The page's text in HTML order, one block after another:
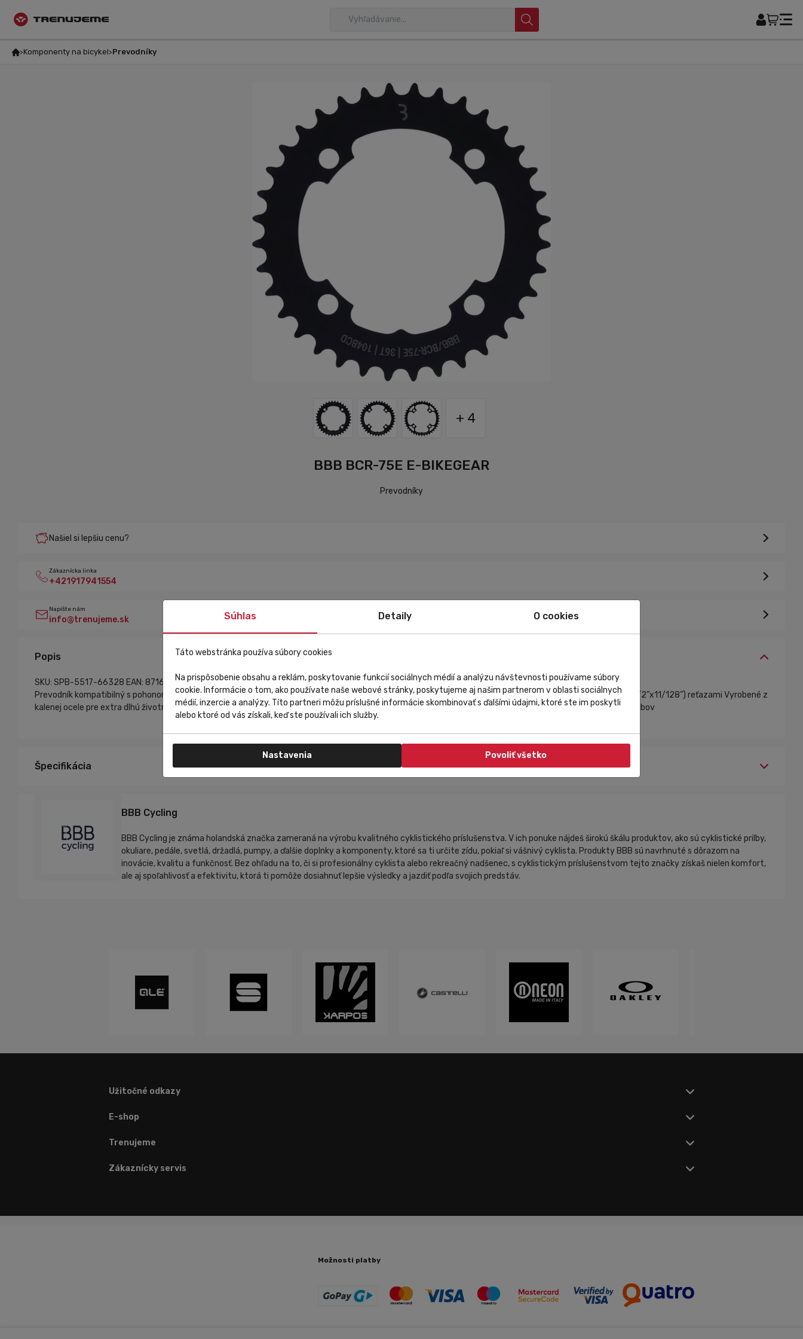
Komponenty na bicykel Prevodníky
+ 4
BBB BCR-75E E-BIKEGEAR
Prevodníky
Našiel si lepšiu cenu?
Zákaznícka linka
+421917941554
Napíšte nám
info@trenujeme.sk
Popis
SKU: SPB-5517-66328 EAN: 8716683138108
Prevodník kompatibilný s pohonom Bocsh 3 a 4 generácie za pomoci pavúka Kompatibilný so všetkými 1-8 rýchlostnými (1/2”x3/32”) a 9-12 rýchlostnými (1/2”x11/128”) reťazami Vyrobené z
kalenej ocele pre extra dlhú životnosť Skrutky nie sú súčasťou balenia Kompatibilita: BCD 104mm, 4-rammenýdostupné rozmery: 36/38/40/42/44/46/48 zubov
Špecifikácia
BBB Cycling
BBB Cycling je známa holandská značka zameraná na výrobu kvalitného cyklistického príslušenstva. V ich ponuke nájdeš širokú škálu produktov, ako sú cyklistické prilby,
okuliare, pedále, svetlá, držadlá, pumpy, a ďalšie doplnky a komponenty, ktoré sa ti určite zídu, pokiaľ si vášnivý cyklista. Produkty BBB sú navrhnuté s dôrazom na
inovácie, kvalitu a funkčnosť. Bez ohľadu na to, či si profesionálny cyklista alebo rekreačný nadšenec, s cyklistickým príslušenstvom tejto značky získaš nielen komfort,
ale aj spoľahlivosť a efektivitu, ktorá ti pomôže dosiahnuť lepšie výsledky a jazdiť podľa svojich predstáv.
Užitočné odkazy
E-shop
Trenujeme
Zákaznícky servis
Možnosti platby
Súhlas Detaily O cookies
Táto webstránka používa súbory cookies
Na prispôsobenie obsahu a reklám, poskytovanie funkcií sociálnych médií a analýzu návštevnosti používame súbory
cookie. Informácie o tom, ako používate naše webové stránky, poskytujeme aj našim partnerom v oblasti sociálnych
médií, inzercie a analýzy. Títo partneri môžu príslušné informácie skombinovať s ďalšími údajmi, ktoré ste im poskytli
alebo ktoré od vás získali, keď ste používali ich služby.
Nastavenia Povoliť všetko